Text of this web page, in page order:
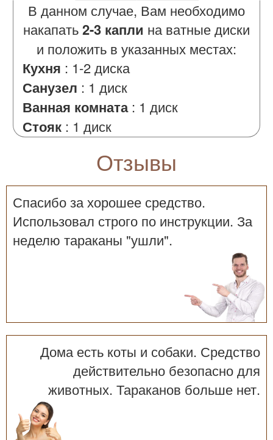
В данном случае, Вам необходимо
накапать2-3 капли на ватные диски
и положить в указанных местах:
Кухня : 1-2 диска
Санузел : 1 диск
Ванная комната: 1 диск
Стояк : 1 диск
Отзывы
Спасибо за хорошее средство.
Использовал строго по инструкции. За
неделю тараканы "ушли".
Дома есть коты и собаки. Средство
действительно безопасно для
животных. Тараканов больше нет.